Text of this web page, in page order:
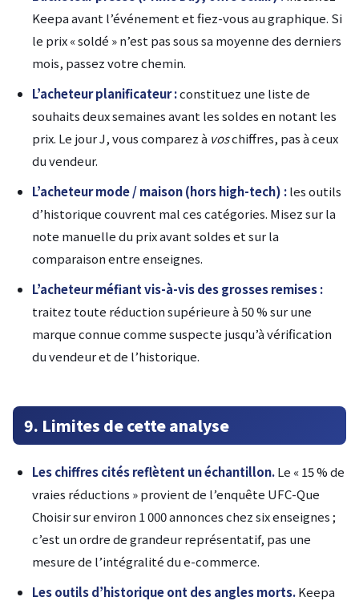
Keepa avant l’événement et fiez-vous au graphique. Si
le prix « soldé » n’est pas sous sa moyenne des derniers
mois, passez votre chemin.
L’acheteur planificateur :constituez une liste de
souhaits deux semaines avant les soldes en notant les
prix. Le jour J, vous comparez à voschiffres, pas à ceux
du vendeur.
L’acheteur mode / maison (hors high-tech) :les outils
d’historique couvrent mal ces catégories. Misez sur la
note manuelle du prix avant soldes et sur la
comparaison entre enseignes.
L’acheteur méfiant vis-à-vis des grosses remises :
traitez toute réduction supérieure à 50 % sur une
marque connue comme suspecte jusqu’à vérification
du vendeur et de l’historique.
9. Limites de cette analyse
Les chiffres cités reflètent un échantillon.Le « 15 % de
vraies réductions » provient de l’enquête UFC-Que
Choisir sur environ 1 000 annonces chez six enseignes ;
c’est un ordre de grandeur représentatif, pas une
mesure de l’intégralité du e-commerce.
Les outils d’historique ont des angles morts.Keepa